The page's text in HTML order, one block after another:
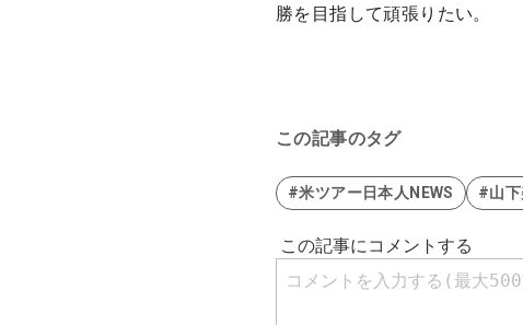
勝を目指して頑張りたい。
この記事のタグ
#米ツアー日本人NEWS #山